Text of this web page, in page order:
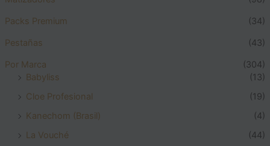
Packs Premium
(34)
Pestañas
(43)
Por Marca
(304)
Babyliss
(13)
Cloe Profesional
(19)
Kanechom (Brasil)
(4)
La Vouché
(44)